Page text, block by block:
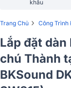
khấu
Trang Chủ › Công Trình
Lắp đặt dàn
chú Thành
BKSound